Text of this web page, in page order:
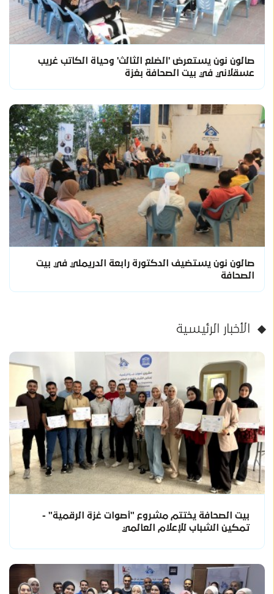
صالون نون يستعرض 'الضلع الثالث' وحياة الكاتب غريب
عسقلاني في بيت الصحافة بغزة
صالون نون يستضيف الدكتورة رابعة الدريملي في بيت
الصحافة
الأخبار الرئيسية
بيت الصحافة يختتم مشروع "أصوات غزة الرقمية" -
تمكين الشباب للإعلام العالمي